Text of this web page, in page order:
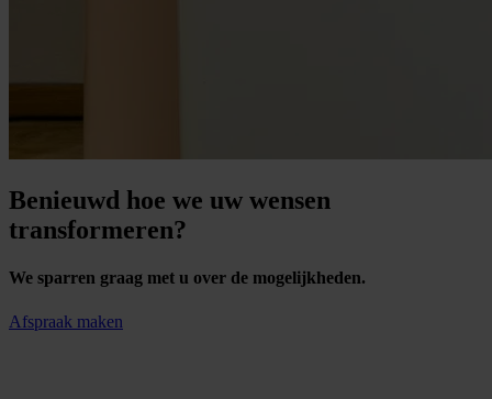
Benieuwd hoe we uw wensen
transformeren?
We sparren graag met u over de mogelijkheden.
Afspraak maken